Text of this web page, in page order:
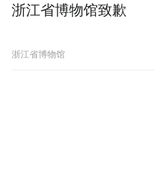
浙江省博物馆致歉
浙江省博物馆